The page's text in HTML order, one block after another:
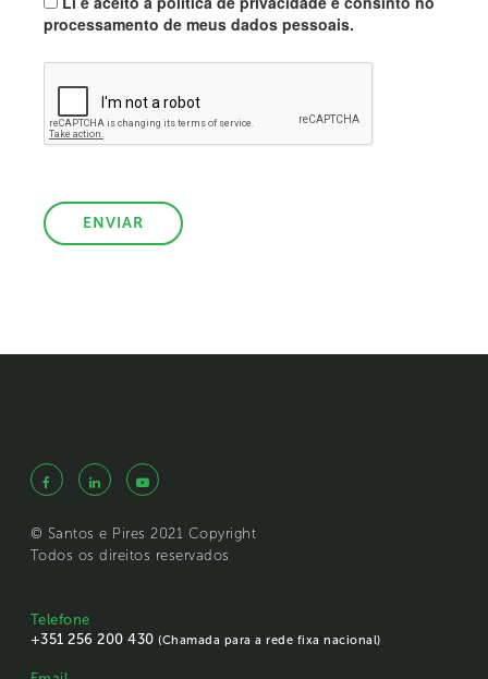
processamento de meus dados pessoais.
© Santos e Pires 2021 Copyright
Todos os direitos reservados
Telefone
+351 256 200 430(Chamada para a rede fixa nacional)